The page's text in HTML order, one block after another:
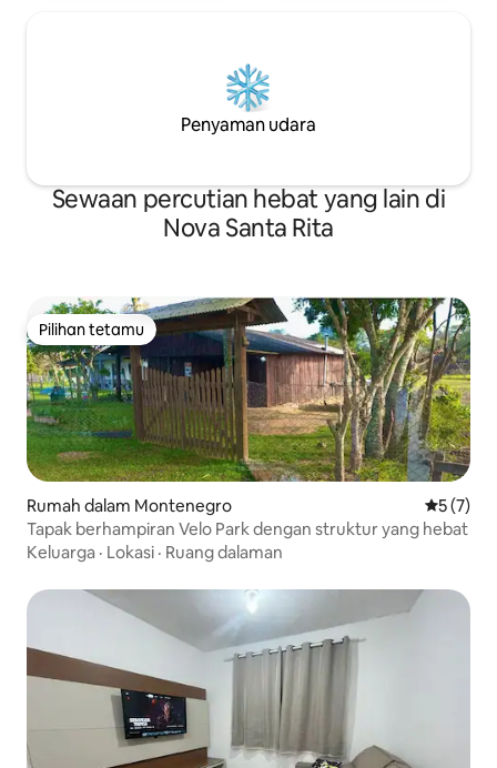
Penyaman udara
Sewaan percutian hebat yang lain di
Nova Santa Rita
Pilihan tetamu
Pilihan tetamu
Rumah dalam Montenegro
5 (7)
Tapak berhampiran Velo Park dengan struktur yang hebat
Keluarga · Lokasi · Ruang dalaman